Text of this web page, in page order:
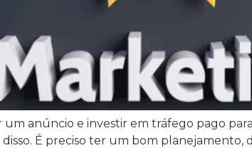
anúncio e investir em tráfego pago
É preciso ter um bom planejamento,